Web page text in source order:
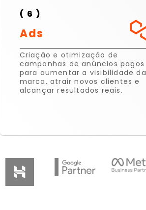
( 6 )
Ads
Criação e otimização de
campanhas de anúncios pagos
para aumentar a visibilidade da
marca, atrair novos clientes e
alcançar resultados reais.